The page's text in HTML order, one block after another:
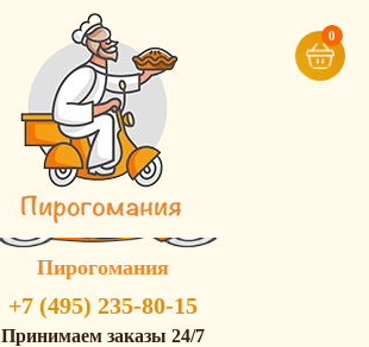
Пирогомания
+7 (495) 235-80-15
Принимаем заказы 24/7
0